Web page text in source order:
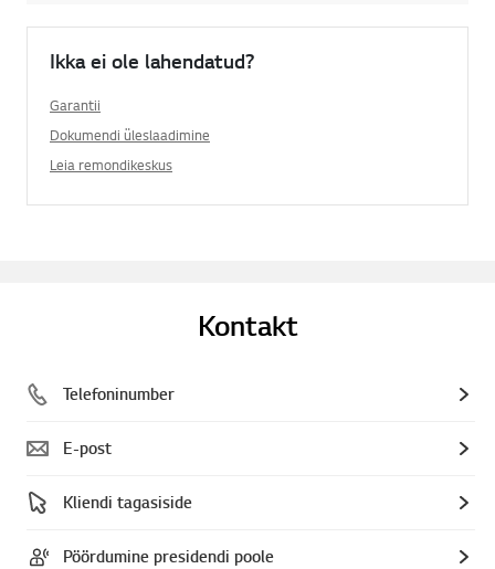
Ikka ei ole lahendatud?
Garantii
Dokumendi üleslaadimine
Leia remondikeskus
Kontakt
Telefoninumber
E-post
Kliendi tagasiside
Pöördumine presidendi poole